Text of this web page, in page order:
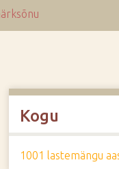
Kogu
1001 lastemängu